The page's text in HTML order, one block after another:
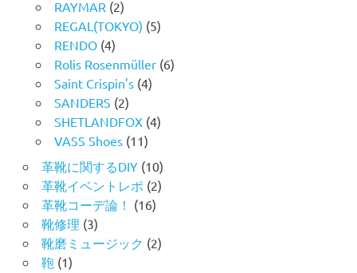
RAYMAR (2)
REGAL(TOKYO) (5)
RENDO(4)
Rolis Rosenmüller(6)
Saint Crispin's(4)
SANDERS (2)
SHETLANDFOX(4)
VASS Shoes(11)
革靴に関するDIY(10)
革靴イベントレポ (2)
革靴コーデ論！ (16)
靴修理 (3)
靴磨ミュージック (2)
鞄 (1)